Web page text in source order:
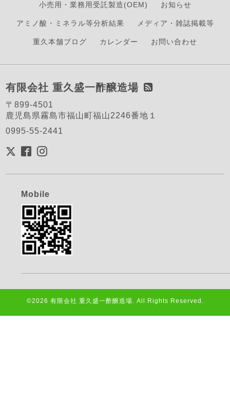
小売用・業務用受託製造(OEM) お知らせ
アミノ酸・ミネラル等分析結果 メディア・雑誌掲載等
重久本舗ブログ カレンダー お問い合わせ
有限会社 重久盛一酢醸造場
〒899-4501
鹿児島県霧島市福山町福山2246番地１
0995-55-2441
Mobile
©2026 有限会社 重久盛一酢醸造場. All Rights Reserved.